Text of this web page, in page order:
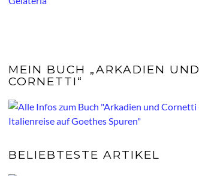
MEIN BUCH „ARKADIEN UND
CORNETTI“
BELIEBTESTE ARTIKEL